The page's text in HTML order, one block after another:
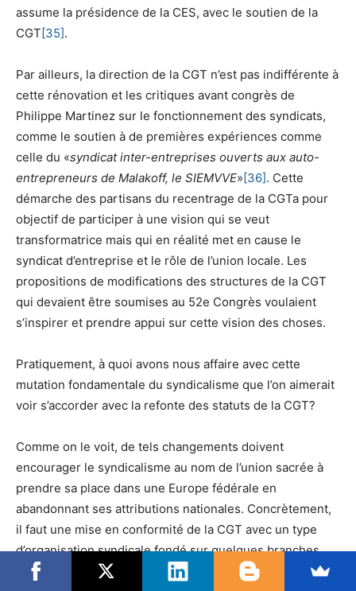
assume la présidence de la CES, avec le soutien de la
CGT[35].
Par ailleurs, la direction de la CGT n’est pas indifférente à
cette rénovation et les critiques avant congrès de
Philippe Martinez sur le fonctionnement des syndicats,
comme le soutien à de premières expériences comme
celle du «syndicat inter-entreprises ouverts aux auto-
entrepreneurs de Malakoff, le SIEMVVE»[36]. Cette
démarche des partisans du recentrage de la CGTa pour
objectif de participer à une vision qui se veut
transformatrice mais qui en réalité met en cause le
syndicat d’entreprise et le rôle de l’union locale. Les
propositions de modifications des structures de la CGT
qui devaient être soumises au 52e Congrès voulaient
s’inspirer et prendre appui sur cette vision des choses.
Pratiquement, à quoi avons nous affaire avec cette
mutation fondamentale du syndicalisme que l’on aimerait
voir s’accorder avec la refonte des statuts de la CGT?
Comme on le voit, de tels changements doivent
encourager le syndicalisme au nom de l’union sacrée à
prendre sa place dans une Europe fédérale en
abandonnant ses attributions nationales. Concrètement,
il faut une mise en conformité de la CGT avec un type
d’organisation syndicale fondé sur quelques branches
professionnelles pour permettre l’intégration autour de